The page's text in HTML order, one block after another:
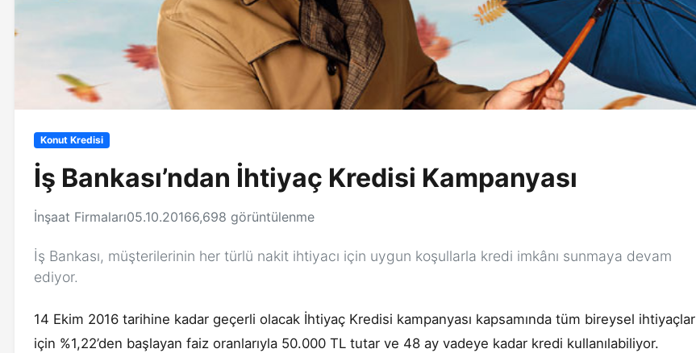
Konut Kredisi
İş Bankası’ndan İhtiyaç Kredisi Kampanyası
İnşaat Firmaları05.10.20166,698 görüntülenme
İş Bankası, müşterilerinin her türlü nakit ihtiyacı için uygun koşullarla kredi imkânı sunmaya devam
ediyor.
14 Ekim 2016 tarihine kadar geçerli olacak İhtiyaç Kredisi kampanyası kapsamında tüm bireysel ihtiyaçlar
için %1,22’den başlayan faiz oranlarıyla 50.000 TL tutar ve 48 ay vadeye kadar kredi kullanılabiliyor.